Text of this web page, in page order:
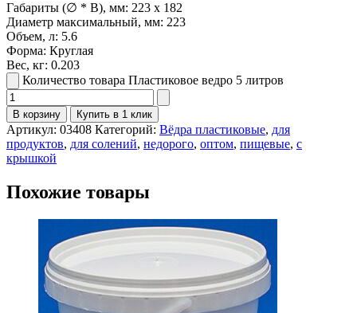
Габариты (∅ * В), мм: 223 x 182
Диаметр максимальный, мм: 223
Объем, л: 5.6
Форма: Круглая
Вес, кг: 0.203
Количество товара Пластиковое ведро 5 литров
В корзину Купить в 1 клик
Артикул: 03408 Категорий: Вёдра пластиковые, для
продуктов, для солений, недорого, оптом, пищевые, с
крышкой
Похожие товары